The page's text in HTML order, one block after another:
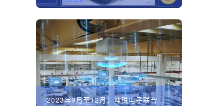
2023年9月至12月，坤锐电子联合运营商在青岛海尔洗衣...